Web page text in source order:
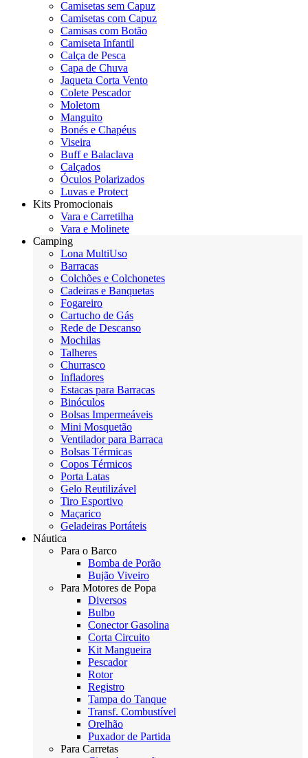
Camisetas sem Capuz
Camisetas com Capuz
Camisas com Botão
Camiseta Infantil
Calça de Pesca
Capa de Chuva
Jaqueta Corta Vento
Colete Pescador
Moletom
Manguito
Bonés e Chapéus
Viseira
Buff e Balaclava
Calçados
Óculos Polarizados
Luvas e Protect
Kits Promocionais
Vara e Carretilha
Vara e Molinete
Camping
Lona MultiUso
Barracas
Colchões e Colchonetes
Cadeiras e Banquetas
Fogareiro
Cartucho de Gás
Rede de Descanso
Mochilas
Talheres
Churrasco
Infladores
Estacas para Barracas
Binóculos
Bolsas Impermeáveis
Mini Mosquetão
Ventilador para Barraca
Bolsas Térmicas
Copos Térmicos
Porta Latas
Gelo Reutilizável
Tiro Esportivo
Maçarico
Geladeiras Portáteis
Náutica
Para o Barco
Bomba de Porão
Bujão Viveiro
Para Motores de Popa
Diversos
Bulbo
Conector Gasolina
Corta Circuito
Kit Mangueira
Pescador
Rotor
Registro
Tampa do Tanque
Transf. Combustível
Orelhão
Puxador de Partida
Para Carretas